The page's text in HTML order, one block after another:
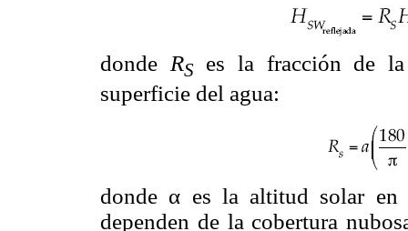
donde RS
es la fracción de
superficie del agua:
donde α es la altitud solar
dependen de la cobertura